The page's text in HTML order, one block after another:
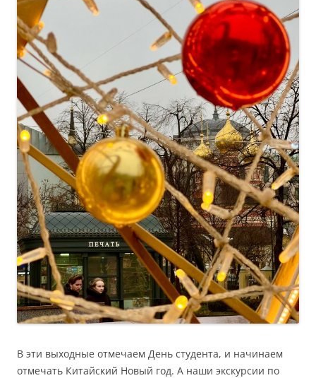
В эти выходные отмечаем День студента, и начинаем
отмечать Китайский Новый год. А наши экскурсии по